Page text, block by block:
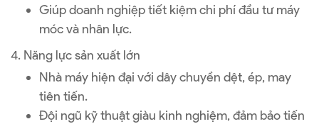
Giúp doanh nghiệp tiết kiệm chi phí đầu tư máy
móc và nhân lực.
4. Năng lực sản xuất lớn
Nhà máy hiện đại với dây chuyền dệt, ép, may
tiên tiến.
Đội ngũ kỹ thuật giàu kinh nghiệm, đảm bảo tiến